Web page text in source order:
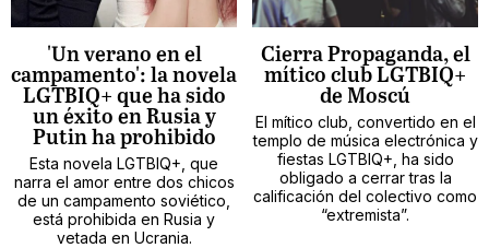
'Un verano en el
campamento': la novela
LGTBIQ+ que ha sido
un éxito en Rusia y
Putin ha prohibido
Esta novela LGTBIQ+, que
narra el amor entre dos chicos
de un campamento soviético,
está prohibida en Rusia y
vetada en Ucrania.
Cierra Propaganda, el
mítico club LGTBIQ+
de Moscú
El mítico club, convertido en el
templo de música electrónica y
fiestas LGTBIQ+, ha sido
obligado a cerrar tras la
calificación del colectivo como
“extremista”.